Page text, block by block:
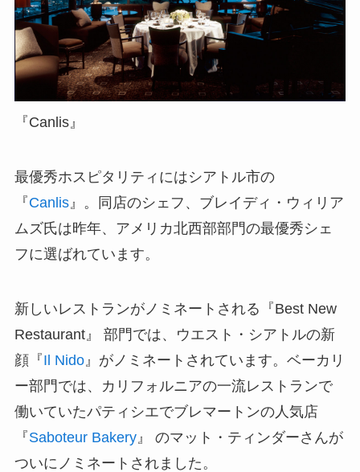
『Canlis』
最優秀ホスピタリティにはシアトル市の
『Canlis』。同店のシェフ、ブレイディ・ウィリア
ムズ氏は昨年、アメリカ北西部部門の最優秀シェ
フに選ばれています。
新しいレストランがノミネートされる『Best New
Restaurant』 部門では、ウエスト・シアトルの新
顔『Il Nido』がノミネートされています。ベーカリ
ー部門では、カリフォルニアの一流レストランで
働いていたパティシエでブレマートンの人気店
『Saboteur Bakery』 のマット・ティンダーさんが
ついにノミネートされました。